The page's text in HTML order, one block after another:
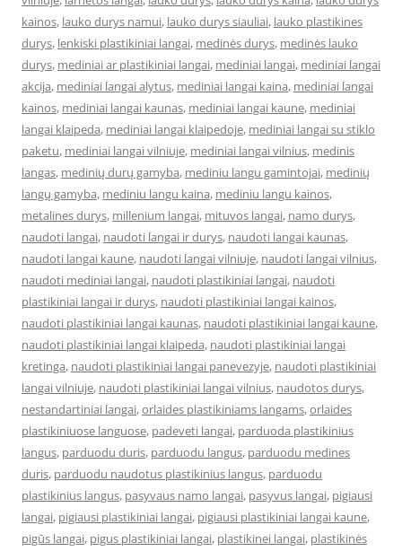
kainos, lauko durys namui, lauko durys siauliai, lauko plastikines
durys, lenkiski plastikiniai langai, medinės durys, medinės lauko
durys, mediniai ar plastikiniai langai, mediniai langai, mediniai langai
akcija, mediniai langai alytus, mediniai langai kaina, mediniai langai
kainos, mediniai langai kaunas, mediniai langai kaune, mediniai
langai klaipeda, mediniai langai klaipedoje, mediniai langai su stiklo
paketu, mediniai langai vilniuje, mediniai langai vilnius, medinis
langas, medinių durų gamyba, mediniu langu gamintojai, medinių
langų gamyba, mediniu langu kaina, mediniu langu kainos,
metalines durys, millenium langai, mituvos langai, namo durys,
naudoti langai, naudoti langai ir durys, naudoti langai kaunas,
naudoti langai kaune, naudoti langai vilniuje, naudoti langai vilnius,
naudoti mediniai langai, naudoti plastikiniai langai, naudoti
plastikiniai langai ir durys, naudoti plastikiniai langai kainos,
naudoti plastikiniai langai kaunas, naudoti plastikiniai langai kaune,
naudoti plastikiniai langai klaipeda, naudoti plastikiniai langai
kretinga, naudoti plastikiniai langai panevezyje, naudoti plastikiniai
langai vilniuje, naudoti plastikiniai langai vilnius, naudotos durys,
nestandartiniai langai,orlaides plastikiniams langams,orlaides
plastikiniuose languose, padeveti langai, parduoda plastikinius
langus, parduodu duris, parduodu langus, parduodu medines
duris, parduodu naudotus plastikinius langus, parduodu
plastikinius langus, pasyvaus namo langai, pasyvus langai, pigiausi
langai, pigiausi plastikiniai langai, pigiausi plastikiniai langai kaune,
pigūs langai, pigus plastikiniai langai, plastikinei langai, plastikinės